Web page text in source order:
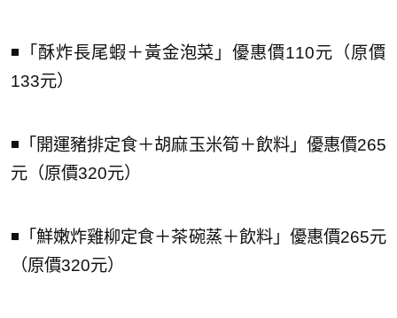
◾️「酥炸長尾蝦＋黃金泡菜」優惠價110元（原價
133元）
◾️「開運豬排定食＋胡麻玉米筍＋飲料」優惠價265
元（原價320元）
◾️「鮮嫩炸雞柳定食＋茶碗蒸＋飲料」優惠價265元
（原價320元）